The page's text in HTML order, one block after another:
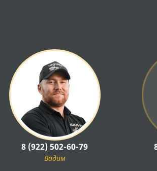
8 (922) 502-60-79
Вадим